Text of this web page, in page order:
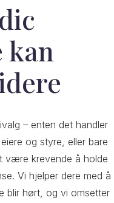
kan
– enten det handler
og styre, eller bare
være krevende å holde
Vi hjelper dere med å
blir hørt, og vi omsetter